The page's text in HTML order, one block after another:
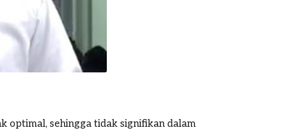
optimal, sehingga tidak signifikan dalam